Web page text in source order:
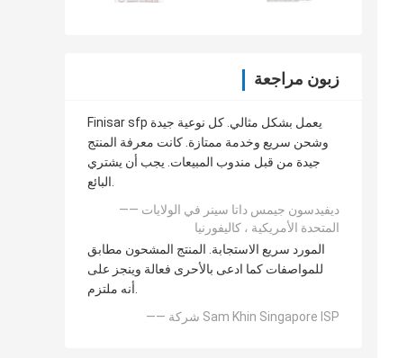
زبون مراجعة
Finisar sfp يعمل بشكل مثالي. كل نوعية جيدة
وشحن سريع وخدمة ممتازة. كانت معرفة المنتج
جيدة من قبل مندوب المبيعات. يجب أن يشتري
البائع.
—— ديفيدسون جيمس داتا سينر في الولايات
المتحدة الأمريكية ، كاليفورنيا
المورد سريع الاستجابة. المنتج المشحون مطابق
للمواصفات كما ادعى بالأحرى فعالة وينجز على
أنه ملتزم.
—— شركة Sam Khin Singapore ISP